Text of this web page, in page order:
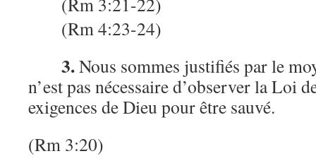
(Rm 4:23-24)
3.Nous sommes justifiés par le
n’est pas nécessaire d’observer la Loi
exigences de Dieu pour être sauvé.
(Rm 3:20)